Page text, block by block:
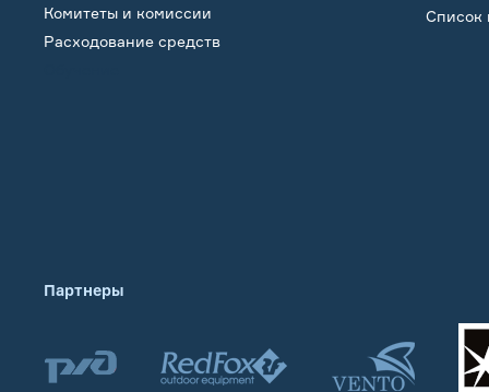
Комитеты и комиссии
Расходование средств
Список
Партнеры